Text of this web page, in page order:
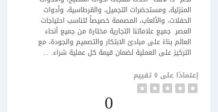
المنزلية، ومستحضرات التجميل، والقرطاسية، وأدوات
الحفلات، والألعاب، المصممة خصيصاً لتناسب احتياجات
العصر. جميع علاماتنا التجارية مختارة من جميع أنحاء
العالم بناءً على مبادئ الابتكار والتصميم والجودة، مع
التركيز على العملية لضمان قيمة كل عملية شراء. ...
إعتمادًا على 0 تقييم
0